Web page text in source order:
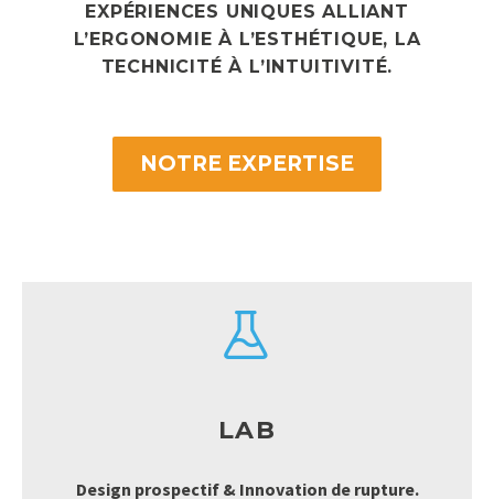
EXPÉRIENCES UNIQUES ALLIANT
L’ERGONOMIE À L’ESTHÉTIQUE, LA
TECHNICITÉ À L’INTUITIVITÉ.
NOTRE EXPERTISE


LAB
Design prospectif & Innovation de rupture.